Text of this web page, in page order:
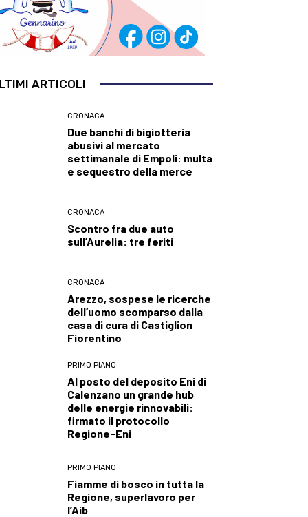
ARTICOLI
CRONACA
Due banchi di bigiotteria
abusivi al mercato
settimanale di Empoli: multa
e sequestro della merce
CRONACA
Scontro fra due auto
sull’Aurelia: tre feriti
CRONACA
Arezzo, sospese le ricerche
dell’uomo scomparso dalla
casa di cura di Castiglion
Fiorentino
PRIMO PIANO
Al posto del deposito Eni di
Calenzano un grande hub
delle energie rinnovabili:
firmato il protocollo
Regione-Eni
PRIMO PIANO
Fiamme di bosco in tutta la
Regione, superlavoro per
l’Aib